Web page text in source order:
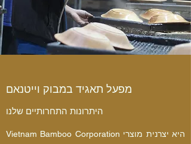
מפעל תאגיד במבוק וייטנאם
היתרונות התחרותיים שלנו
Vietnam Bamboo Corporation היא יצרנית מוצרי